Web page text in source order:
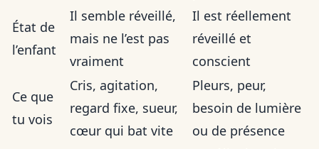
État de
l’enfant
Il semble réveillé,
mais ne l’est pas
vraiment
Il est réellement
réveillé et
conscient
Ce que
tu vois
Cris, agitation,
regard fixe, sueur,
cœur qui bat vite
Pleurs, peur,
besoin de lumière
ou de présence